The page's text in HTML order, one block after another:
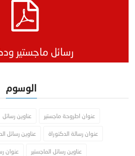
رسائل ماجستير
الوسوم
عنوان اطروحة ماجستير عناوين رسائل
عنوان رسالة الدكتوراة عناوين رسائل
عناوين رسائل الماجستير عنوان